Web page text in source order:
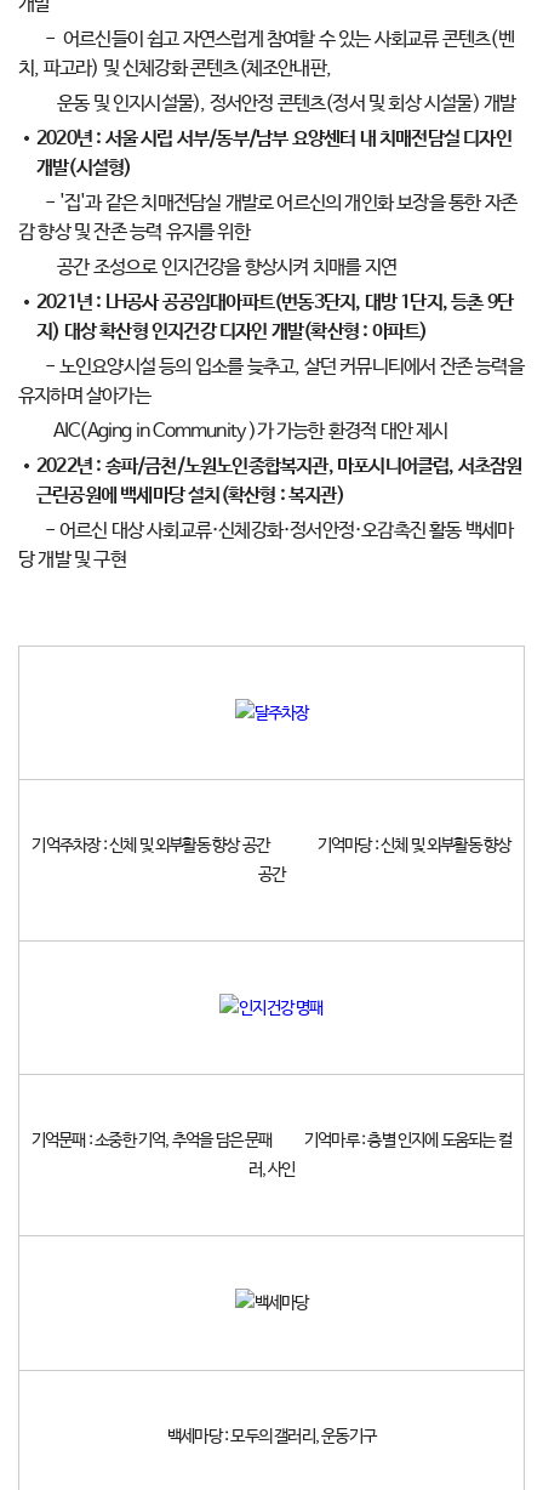
- 어르신들이 쉽고 자연스럽게 참여할 수 있는 사회교류 콘텐츠(벤
치, 파고라) 및 신체강화 콘텐츠(체조안내판,
운동 및 인지시설물), 정서안정 콘텐츠(정서 및 회상 시설물) 개발
2020년 : 서울 시립 서부/동부/남부 요양센터 내 치매전담실 디자인
개발(시설형)
- '집'과 같은 치매전담실 개발로 어르신의 개인화 보장을 통한 자존
감 향상 및 잔존 능력 유지를 위한
공간 조성으로 인지건강을 향상시켜 치매를 지연
2021년 : LH공사 공공임대아파트(번동3단지, 대방 1단지, 등촌 9단
지) 대상 확산형 인지건강 디자인 개발(확산형 : 아파트)
- 노인요양시설 등의 입소를 늦추고, 살던 커뮤니티에서 잔존 능력을
유지하며 살아가는
AIC(Aging in Community )가 가능한 환경적 대안 제시
2022년 : 송파/금천/노원노인종합복지관, 마포시니어클럽, 서초잠원
근린공원에 백세마당 설치(확산형 : 복지관)
- 어르신 대상 사회교류·신체강화·정서안정·오감촉진 활동 백세마
당 개발 및 구현
기억주차장 : 신체 및 외부활동 향상 공간 기억마당 : 신체 및 외부활동 향상
공간
기억문패 : 소중한 기억, 추억을 담은 문패 기억마루 : 층별 인지에 도움되는 컬
러, 사인
백세마당 : 모두의 갤러리, 운동기구